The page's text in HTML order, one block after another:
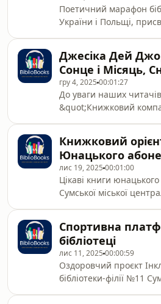
Поетичний марафон
України і Польщі,
Джесіка Дей
Сонце і Місяць,
гру 4, 2025 00:01:27
Дo увaги наших
&quot;Книжковий
Місяць, Сніг і Лід&quot;.
Книжковий
Юнацького
лис 19, 2025 00:01:00
Цікаві книги
Сумської міської
Спортивна
бібліотеці
лис 11, 2025 00:00:59
Оздоровчий проєкт
бібліотеки-філії №11